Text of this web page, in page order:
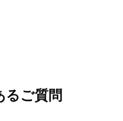
るご質問